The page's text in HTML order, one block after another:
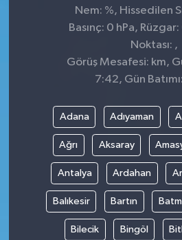
Nem: %, Hissedilen
Basınç: 0 hPa,
Noktası: ,
Görüş Mesafesi: km,
7:42, Gün
Adana Adıyaman
Ağrı Aksaray
Antalya Ardahan
Balıkesir Bartın
Bilecik Bingöl